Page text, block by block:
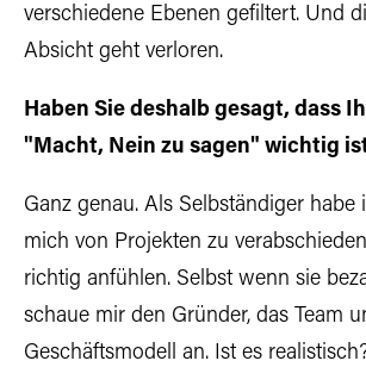
verschiedene Ebenen gefiltert. Und
Absicht geht verloren.
Haben Sie deshalb gesagt, dass
"Macht, Nein zu sagen" wichtig
Ganz genau. Als Selbständiger habe
mich von Projekten zu
richtig anfühlen. Selbst wenn sie
schaue mir den Gründer, das Team
Geschäftsmodell an. Ist es